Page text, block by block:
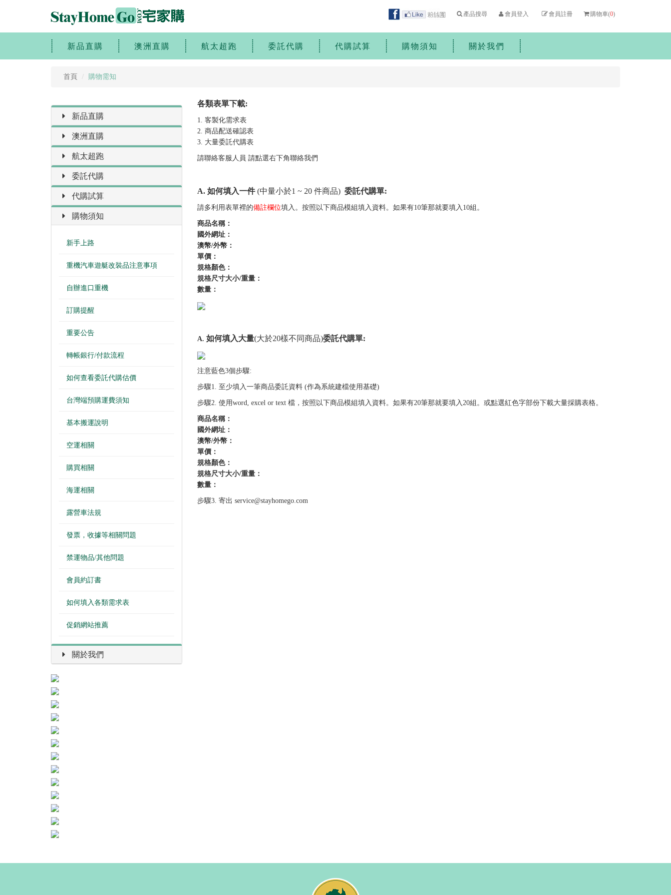
產品搜尋 會員登入 會員註冊 購物車(0)
新品直購 澳洲直購 航太超跑 委託代購 代購試算 購物須知 關於我們
首頁 購物需知
新品直購
澳洲直購
航太超跑
委託代購
代購試算
購物須知
新手上路
重機汽車遊艇改裝品注意事項
自辦進口重機
訂購提醒
重要公告
轉帳銀行/付款流程
如何查看委託代購估價
台灣端預購運費須知
基本搬運說明
空運相關
購買相關
海運相關
露營車法規
發票，收據等相關問題
禁運物品/其他問題
會員約訂書
如何填入各類需求表
促銷網站推薦
關於我們
各類表單下載:
1. 客製化需求表
2. 商品配送確認表
3. 大量委託代購表
請聯絡客服人員 請點選右下角聯絡我們
A. 如何填入一件(中量小於1 ~ 20 件商品) 委託代購單:
請多利用表單裡的備註欄位填入。按照以下商品模組填入資料。如果有10筆那就要填入10組。
商品名稱：
國外網址：
澳幣/外幣：
單價：
規格顏色：
規格尺寸大小/重量：
數量：
A. 如何填入大量(大於20樣不同商品)委託代購單:
注意藍色3個步驟:
步驟1. 至少填入一筆商品委託資料 (作為系統建檔使用基礎)
步驟2. 使用word, excel or text 檔，按照以下商品模組填入資料。如果有20筆那就要填入20組。或點選紅色字部份下載大量採購表格。
商品名稱：
國外網址：
澳幣/外幣：
單價：
規格顏色：
規格尺寸大小/重量：
數量：
步驟3. 寄出 service@stayhomego.com